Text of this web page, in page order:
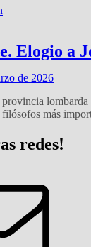
Elogio a
de 2026
filósofos más
redes!